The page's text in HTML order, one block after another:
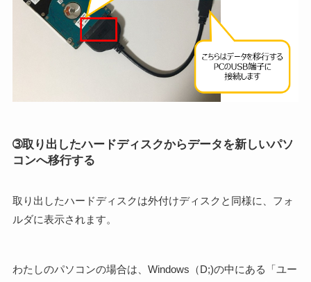
➂取り出したハードディスクからデータを新しいパソ
コンへ移行する
取り出したハードディスクは外付けディスクと同様に、フォ
ルダに表示されます。
わたしのパソコンの場合は、Windows（D;)の中にある「ユー